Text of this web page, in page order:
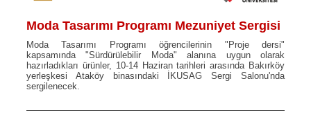
Moda Tasarımı Programı Mezuniyet Sergisi
Moda Tasarımı Programı öğrencilerinin "Proje dersi"
kapsamında "Sürdürülebilir Moda" alanına uygun olarak
hazırladıkları ürünler, 10-14 Haziran tarihleri arasında Bakırköy
yerleşkesi Ataköy binasındaki İKUSAG Sergi Salonu'nda
sergilenecek.